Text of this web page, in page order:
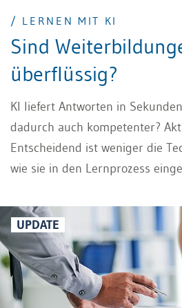
/ LERNEN MIT KI
Sind
überflüssig?
KI liefert Antworten in
dadurch auch kompetenter?
Entscheidend ist weniger die
wie sie in den Lernprozess
weshalb schnelle Lösungen
werden können und wie ein
nachhaltigen Kompetenzaufbau
UPDATE